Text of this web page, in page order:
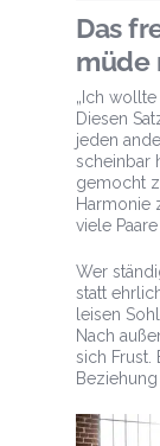
Das
müde
„Ich
Diesen
jeden
scheinbar
gemocht
Harmonie
viele
Wer
statt
leisen
Nach
sich Frust.